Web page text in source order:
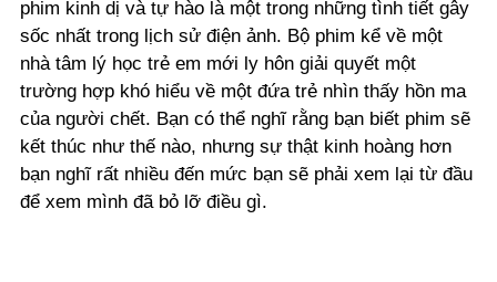
phim kinh dị và tự hào là một trong những tình tiết gây
sốc nhất trong lịch sử điện ảnh. Bộ phim kể về một
nhà tâm lý học trẻ em mới ly hôn giải quyết một
trường hợp khó hiểu về một đứa trẻ nhìn thấy hồn ma
của người chết. Bạn có thể nghĩ rằng bạn biết phim sẽ
kết thúc như thế nào, nhưng sự thật kinh hoàng hơn
bạn nghĩ rất nhiều đến mức bạn sẽ phải xem lại từ đầu
để xem mình đã bỏ lỡ điều gì.